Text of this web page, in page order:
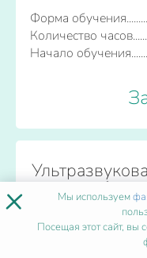
Форма обучения
Количество часов
Начало обучения
органов
Форма обучения
× Мы используем
Посещая этот сайт, вы